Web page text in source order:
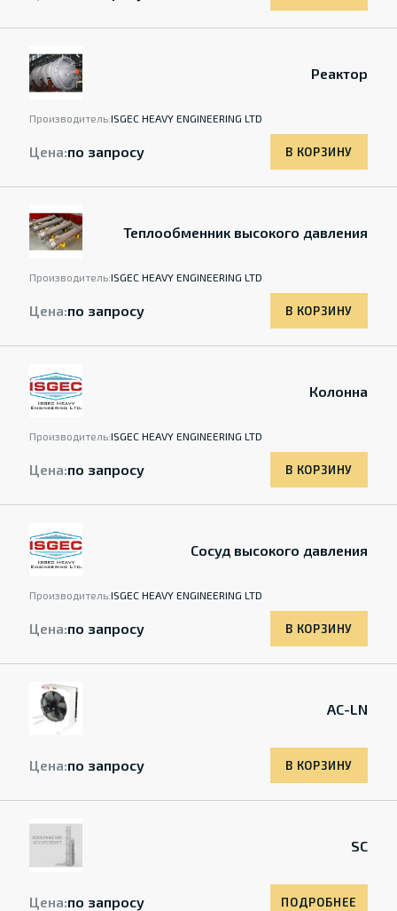
Реактор
Производитель:ISGEC HEAVY ENGINEERING LTD
Цена:по запросу В КОРЗИНУ
Теплообменник высокого давления
Производитель:ISGEC HEAVY ENGINEERING LTD
Цена:по запросу В КОРЗИНУ
Колонна
Производитель:ISGEC HEAVY ENGINEERING LTD
Цена:по запросу В КОРЗИНУ
Сосуд высокого давления
Производитель:ISGEC HEAVY ENGINEERING LTD
Цена:по запросу В КОРЗИНУ
AC-LN
Цена:по запросу В КОРЗИНУ
SC
Цена:по запросу ПОДРОБНЕЕ